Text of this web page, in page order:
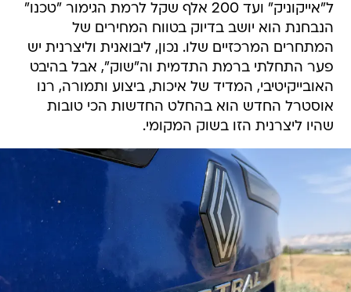
ל"אייקוניק" ועד 200 אלף שקל לרמת הגימור "טכנו"
הנבחנת הוא יושב בדיוק בטווח המחירים של
המתחרים המרכזיים שלו. נכון, ליבואנית וליצרנית יש
פער התחלתי ברמת התדמית וה"שוק", אבל בהיבט
האובייקיטיבי, המדיד של איכות, ביצוע ותמורה, רנו
אוסטרל החדש הוא בהחלט החדשות הכי טובות
שהיו ליצרנית הזו בשוק המקומי.